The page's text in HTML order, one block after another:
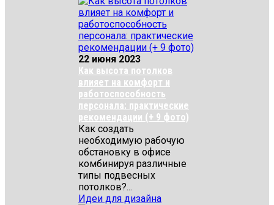
22 июня 2023
Как высота потолков
влияет на комфорт и
работоспособность
персонала: практические
рекомендации (+ 9 фото)
Как создать
необходимую рабочую
обстановку в офисе
комбинируя различные
типы подвесных
потолков?...
Идеи для дизайна